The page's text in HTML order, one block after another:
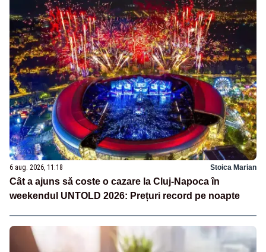
6 aug. 2026, 11:18 Stoica Marian
Cât a ajuns să coste o cazare la Cluj-Napoca în
weekendul UNTOLD 2026: Prețuri record pe noapte